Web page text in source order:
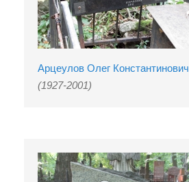
Арцеулов Олег Константинович
(1927-2001)